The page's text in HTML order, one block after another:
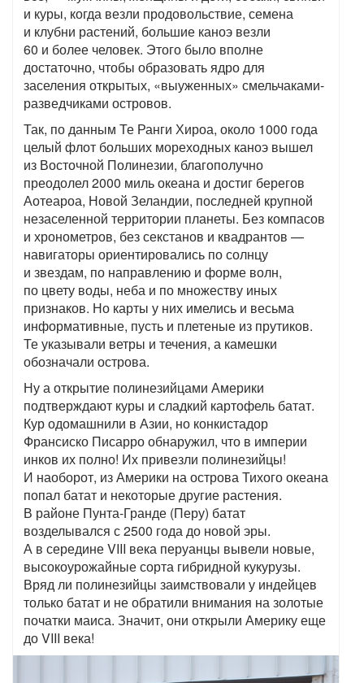
и куры, когда везли продовольствие, семена
и клубни растений, большие каноэ везли
60 и более человек. Этого было вполне
достаточно, чтобы образовать ядро для
заселения открытых, «выуженных» смельчаками-
разведчиками островов.
Так, по данным Те Ранги Хироа, около 1000 года
целый флот больших мореходных каноэ вышел
из Восточной Полинезии, благополучно
преодолел 2000 миль океана и достиг берегов
Аотеароа, Новой Зеландии, последней крупной
незаселенной территории планеты. Без компасов
и хронометров, без секстанов и квадрантов —
навигаторы ориентировались по солнцу
и звездам, по направлению и форме волн,
по цвету воды, неба и по множеству иных
признаков. Но карты у них имелись и весьма
информативные, пусть и плетеные из прутиков.
Те указывали ветры и течения, а камешки
обозначали острова.
Ну а открытие полинезийцами Америки
подтверждают куры и сладкий картофель батат.
Кур одомашнили в Азии, но конкистадор
Франсиско Писарро обнаружил, что в империи
инков их полно! Их привезли полинезийцы!
И наоборот, из Америки на острова Тихого океана
попал батат и некоторые другие растения.
В районе Пунта-Гранде (Перу) батат
возделывался с 2500 года до новой эры.
А в середине VIII века перуанцы вывели новые,
высокоурожайные сорта гибридной кукурузы.
Вряд ли полинезийцы заимствовали у индейцев
только батат и не обратили внимания на золотые
початки маиса. Значит, они открыли Америку еще
до VIII века!